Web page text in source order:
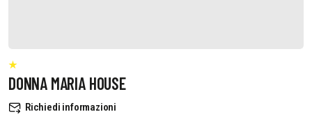
DONNA MARIA HOUSE
Richiedi informazioni